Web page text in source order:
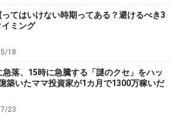
ものです。最新の内容をご確認くださ
情報提供を目的としており、特定の金融
るものではありません。
最終的なご判断はご自身の責任において
性については十分に配慮しております
ものではなく、これに基づく損失・損害
の責任を負いません。
ては、必ず各金融機関やサービス提供者
てはいけない時期ってある？避けるべき3
ミング
18
急落、15時に急騰する「謎のクセ」をハッ
築いたママ投資家が1カ月で1300万稼いだ
23